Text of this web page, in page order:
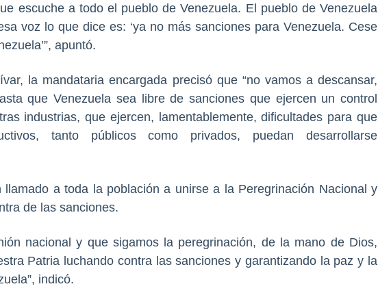
escuche a todo el pueblo de Venezuela. El pueblo de Venezuela
voz lo que dice es: ‘ya no más sanciones para Venezuela. Cese
apuntó.
la mandataria encargada precisó que “no vamos a descansar,
que Venezuela sea libre de sanciones que ejercen un control
industrias, que ejercen, lamentablemente, dificultades para que
tanto públicos como privados, puedan desarrollarse
llamado a toda la población a unirse a la Peregrinación Nacional y
de las sanciones.
nacional y que sigamos la peregrinación, de la mano de Dios,
Patria luchando contra las sanciones y garantizando la paz y la
indicó.